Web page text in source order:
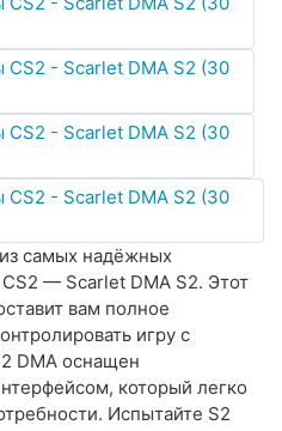
caмыx надёжных
— Scarlet DMA S2. Этот
вам полное
игру с
DMA оснащен
который легко
Испытайте S2